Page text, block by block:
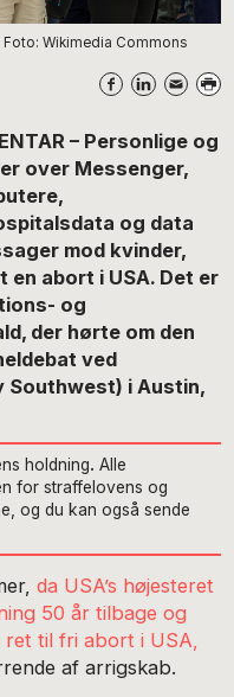
Wikimedia Commons
– Personlige og
over Messenger,
og data
mod kvinder,
abort i USA. Det er
og
der hørte om den
ved
Southwest) i Austin,
holdning. Alle
for straffelovens og
og du kan også sende
da USA’s højesteret
50 år tilbage og
til fri abort i USA,
af arrigskab.